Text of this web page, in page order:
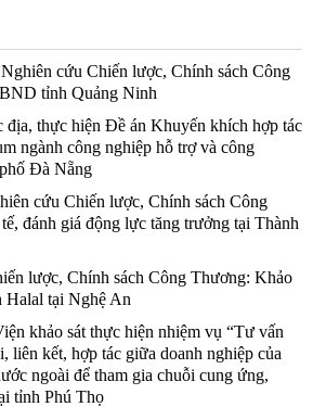
cứu Chiến lược, Chính sách Công
tỉnh Quảng Ninh
thực hiện Đề án Khuyến khích hợp tác
ngành công nghiệp hỗ trợ và công
Đà Nẵng
cứu Chiến lược, Chính sách Công
đánh giá động lực tăng trưởng tại Thành
lược, Chính sách Công Thương: Khảo
Halal tại Nghệ An
khảo sát thực hiện nhiệm vụ “Tư vấn
liên kết, hợp tác giữa doanh nghiệp của
ngoài để tham gia chuỗi cung ứng,
tỉnh Phú Thọ